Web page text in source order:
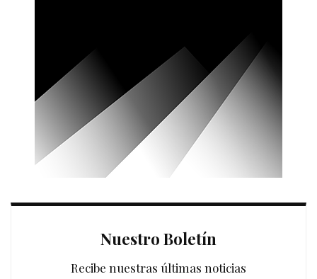
Nuestro Boletín
Recibe nuestras últimas noticias